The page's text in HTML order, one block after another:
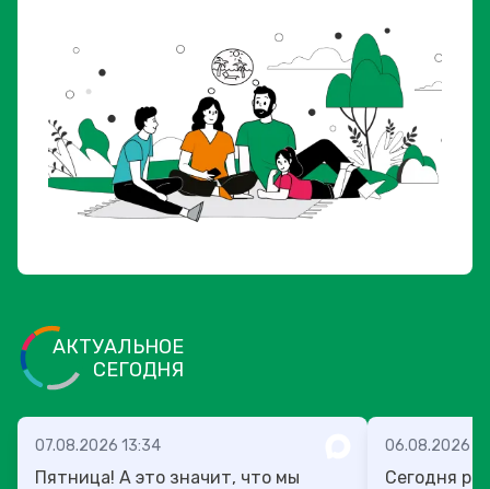
АКТУАЛЬНОЕ
СЕГОДНЯ
07.08.2026 13:34
Пятница! А это значит, что мы
06.08.2026
Сегодня